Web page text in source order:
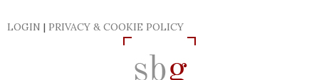
LOGIN | PRIVACY & COOKIE POLICY